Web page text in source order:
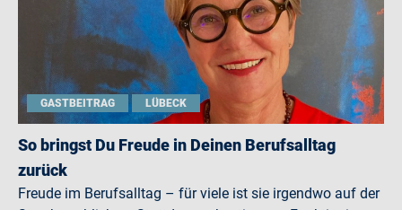
GASTBEITRAG LÜBECK
So bringst Du Freude in Deinen Berufsalltag
zurück
Freude im Berufsalltag – für viele ist sie irgendwo auf der